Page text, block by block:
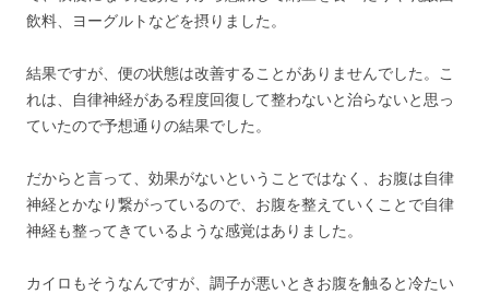
飲料、ヨーグルトなどを摂りました。
結果ですが、便の状態は改善することがありませんでした。こ
れは、自律神経がある程度回復して整わないと治らないと思っ
ていたので予想通りの結果でした。
だからと言って、効果がないということではなく、お腹は自律
神経とかなり繋がっているので、お腹を整えていくことで自律
神経も整ってきているような感覚はありました。
カイロもそうなんですが、調子が悪いときお腹を触ると冷たい